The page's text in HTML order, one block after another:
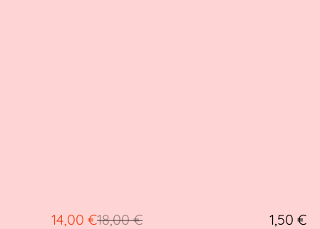
14,00 €18,00 € 1,50 €